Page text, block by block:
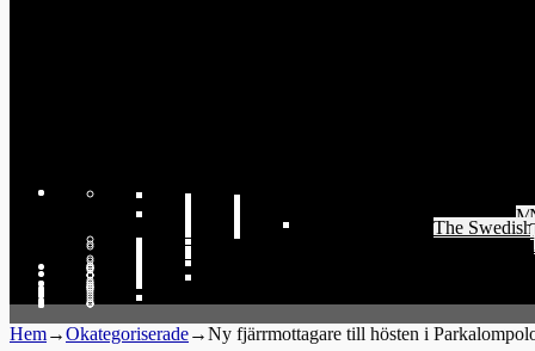
The
Hem→Okategoriserade→Ny fjärrmottagare till hösten i